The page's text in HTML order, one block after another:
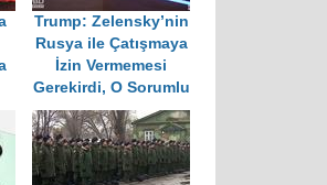
Trump: Zelensky’nin
Rusya ile Çatışmaya
İzin Vermemesi
Gerekirdi, O Sorumlu